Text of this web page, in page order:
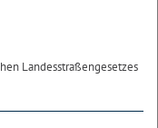
Landesstraßengesetzes